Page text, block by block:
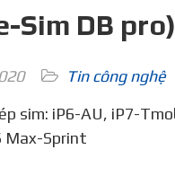
Sim DB pro)
Tin công nghệ
Max-Sprint